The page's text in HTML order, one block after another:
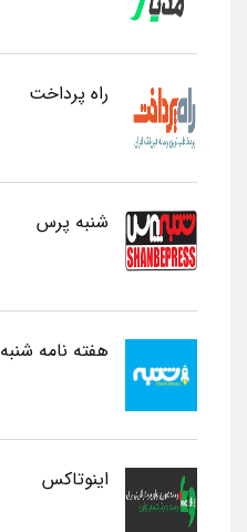
راه پرداخت
شنبه پرس
هفته نامه شنبه
اینوتاکس